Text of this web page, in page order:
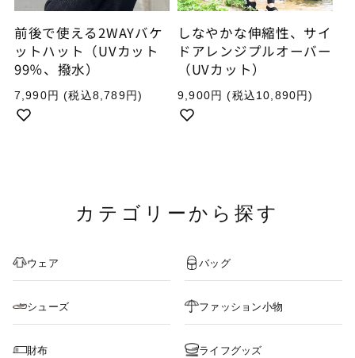
前後で使える2WAYバケ
ットハット（UVカット
99％、撥水）
通
常
価
7,990円(税込8,789円)
しなやかな伸縮性、サイ
ドアレンジプルオーバー
（UVカット）
通
常
価
9,900円(税込10,890円)
カテゴリーから探す
ウェア バッグ
シューズ ファッション小物
財布 ライフグッズ